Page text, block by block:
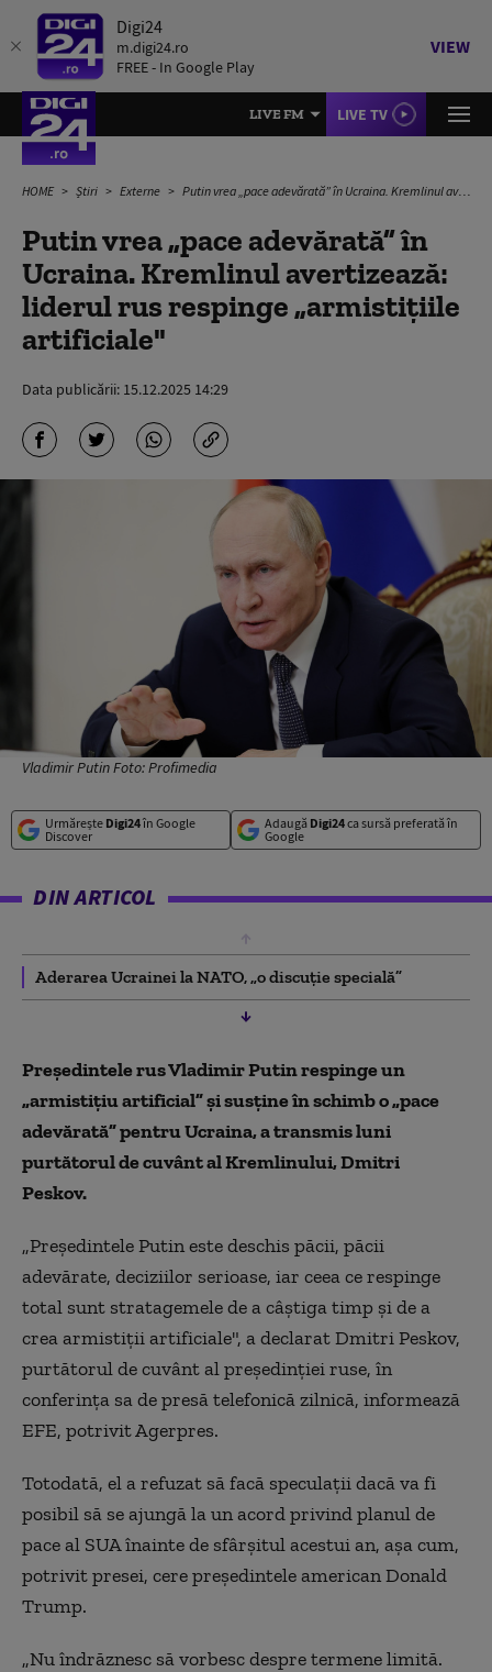
Digi24
m.digi24.ro
FREE - In Google Play
VIEW
LIVE FM LIVE TV
HOME Știri Externe Putin vrea „pace adevărată” în Ucraina. Kremlinul avertizează: liderul rus respinge „armistiţiile artificiale"
Putin vrea „pace adevărată” în
Ucraina. Kremlinul avertizează:
liderul rus respinge „armistiţiile
artificiale"
Data publicării: 15.12.2025 14:29
Vladimir Putin Foto: Profimedia
Urmărește Digi24în Google
Discover
Adaugă Digi24ca sursă preferată în
Google
DIN ARTICOL
Aderarea Ucrainei la NATO, „o discuție specială”
Preşedintele rus Vladimir Putin respinge un
„armistiţiu artificial” şi susţine în schimb o „pace
adevărată” pentru Ucraina, a transmis luni
purtătorul de cuvânt al Kremlinului, Dmitri
Peskov.
„Preşedintele Putin este deschis păcii, păcii
adevărate, deciziilor serioase, iar ceea ce respinge
total sunt stratagemele de a câştiga timp şi de a
crea armistiţii artificiale", a declarat Dmitri Peskov,
purtătorul de cuvânt al preşedinţiei ruse, în
conferinţa sa de presă telefonică zilnică, informează
EFE, potrivit Agerpres.
Totodată, el a refuzat să facă speculaţii dacă va fi
posibil să se ajungă la un acord privind planul de
pace al SUA înainte de sfârşitul acestui an, aşa cum,
potrivit presei, cere preşedintele american Donald
Trump.
„Nu îndrăznesc să vorbesc despre termene limită.